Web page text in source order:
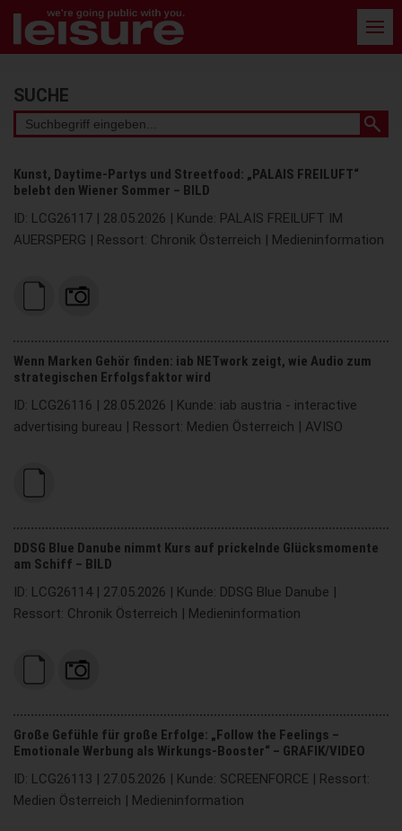
Barrierefreie
Bedienung
der
Stichwortsuche
SUCHE
Kunst, Daytime-Partys und Streetfood: „PALAIS FREILUFT“
belebt den Wiener Sommer – BILD
ID: LCG26117 | 28.05.2026 | Kunde: PALAIS FREILUFT IM
AUERSPERG | Ressort: Chronik Österreich | Medieninformation
Wenn Marken Gehör finden: iab NETwork zeigt, wie Audio zum
strategischen Erfolgsfaktor wird
ID: LCG26116 | 28.05.2026 | Kunde: iab austria - interactive
advertising bureau | Ressort: Medien Österreich | AVISO
DDSG Blue Danube nimmt Kurs auf prickelnde Glücksmomente
am Schiff – BILD
ID: LCG26114 | 27.05.2026 | Kunde: DDSG Blue Danube |
Ressort: Chronik Österreich | Medieninformation
Große Gefühle für große Erfolge: „Follow the Feelings –
Emotionale Werbung als Wirkungs-Booster“ – GRAFIK/VIDEO
ID: LCG26113 | 27.05.2026 | Kunde: SCREENFORCE | Ressort:
Medien Österreich | Medieninformation